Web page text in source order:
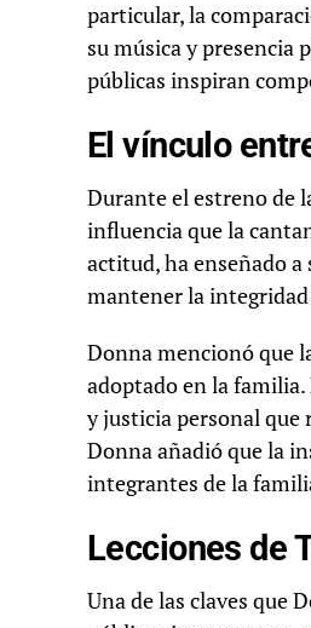
particular, la
su música y presencia
públicas inspiran
El vínculo
Durante el estreno de
influencia que la
actitud, ha enseñado
mantener la
Donna mencionó que
adoptado en la familia.
y justicia personal que
Donna añadió que la
integrantes de la
Lecciones de
Una de las claves que